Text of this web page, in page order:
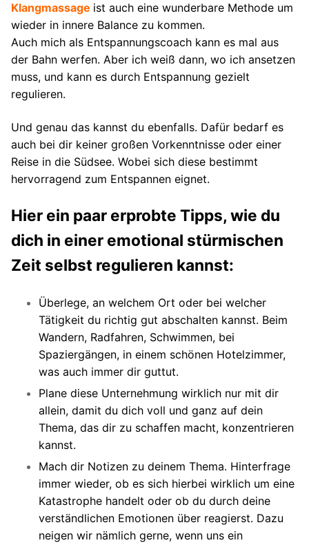
Klangmassage ist auch eine wunderbare Methode um
wieder in innere Balance zu kommen.
Auch mich als Entspannungscoach kann es mal aus
der Bahn werfen. Aber ich weiß dann, wo ich ansetzen
muss, und kann es durch Entspannung gezielt
regulieren.
Und genau das kannst du ebenfalls. Dafür bedarf es
auch bei dir keiner großen Vorkenntnisse oder einer
Reise in die Südsee. Wobei sich diese bestimmt
hervorragend zum Entspannen eignet.
Hier ein paar erprobte Tipps, wie du
dich in einer emotional stürmischen
Zeit selbst regulieren kannst:
Überlege, an welchem Ort oder bei welcher
Tätigkeit du richtig gut abschalten kannst. Beim
Wandern, Radfahren, Schwimmen, bei
Spaziergängen, in einem schönen Hotelzimmer,
was auch immer dir guttut.
Plane diese Unternehmung wirklich nur mit dir
allein, damit du dich voll und ganz auf dein
Thema, das dir zu schaffen macht, konzentrieren
kannst.
Mach dir Notizen zu deinem Thema. Hinterfrage
immer wieder, ob es sich hierbei wirklich um eine
Katastrophe handelt oder ob du durch deine
verständlichen Emotionen über reagierst. Dazu
neigen wir nämlich gerne, wenn uns ein